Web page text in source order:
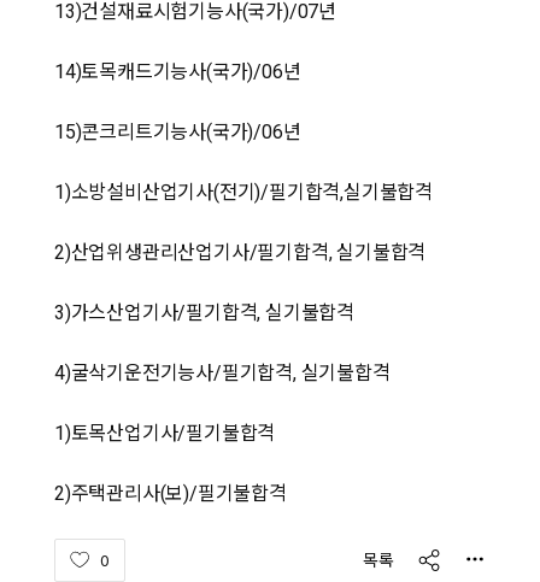
13)건설재료시험기능사(국가)/07년
14)토목캐드기능사(국가)/06년
15)콘크리트기능사(국가)/06년
1)소방설비산업기사(전기)/필기합격,실기불합격
2)산업위생관리산업기사/필기합격, 실기불합격
3)가스산업기사/필기합격, 실기불합격
4)굴삭기운전기능사/필기합격, 실기불합격
1)토목산업기사/필기불합격
2)주택관리사(보)/필기불합격
0 목록 share